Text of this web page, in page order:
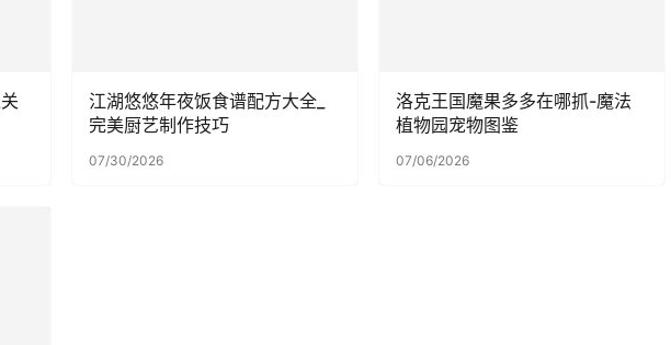
江湖悠悠年夜饭食谱配方大全_
完美厨艺制作技巧
07/30/2026
洛克王国魔果多多在哪抓-魔法
植物园宠物图鉴
07/06/2026